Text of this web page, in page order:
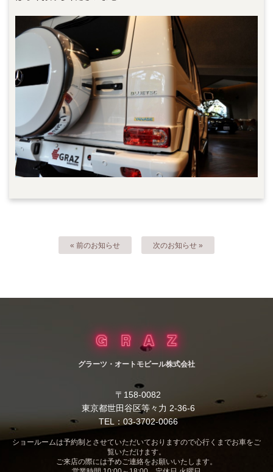
« 前のお知らせ 次のお知らせ »
グラーツ・オートモビール株式会社
〒158-0082
東京都世田谷区等々力 2-36-6
TEL：03-3702-0066
ショールームは予約制とさせていただいておりますので心行くまでお車をご
覧いただけます。
ご来店の際には予めご連絡をお願いいたします。